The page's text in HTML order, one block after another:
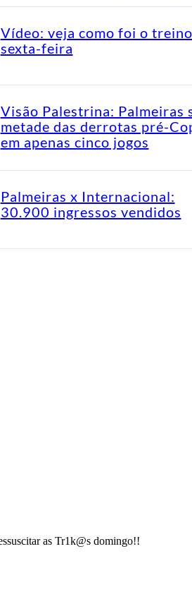
Vídeo: veja como foi o
sexta-feira
Visão Palestrina: Palmeiras
metade das derrotas pré-
em apenas cinco jogos
Palmeiras x Internacional:
30.900 ingressos vendidos